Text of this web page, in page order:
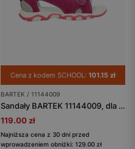
Cena z kodem SCHOOL: 101.15 zł
BARTEK / 11144009
Sandały BARTEK 11144009, dla dziewcząt, fuksja
119.00 zł
Najniższa cena z 30 dni przed
wprowadzeniem obniżki: 129.00 zł